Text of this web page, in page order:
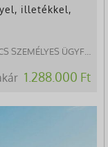
illetékkel,
ÜGYFÉLFOGADÁS)
1.288.000 Ft